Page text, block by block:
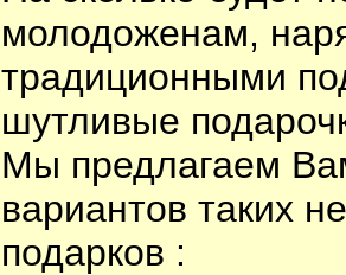
молодоженам,
традиционными
шутливые
Мы предлагаем
вариантов таких
подарков :